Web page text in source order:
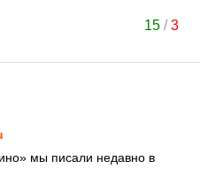
15 /3
мы писали недавно в